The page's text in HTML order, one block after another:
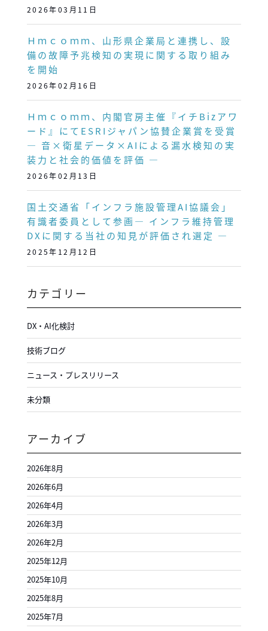
2026年03月11日
Ｈｍｃｏｍｍ、山形県企業局と連携し、設
備の故障予兆検知の実現に関する取り組み
を開始
2026年02月16日
Ｈｍｃｏｍｍ、内閣官房主催『イチBizアワ
ード』にてESRIジャパン協賛企業賞を受賞
― 音×衛星データ×AIによる漏水検知の実
装力と社会的価値を評価 ―
2026年02月13日
国土交通省「インフラ施設管理AI協議会」
有識者委員として参画― インフラ維持管理
DXに関する当社の知見が評価され選定 ―
2025年12月12日
カテゴリー
DX・AI化検討
技術ブログ
ニュース・プレスリリース
未分類
アーカイブ
2026年8月
2026年6月
2026年4月
2026年3月
2026年2月
2025年12月
2025年10月
2025年8月
2025年7月